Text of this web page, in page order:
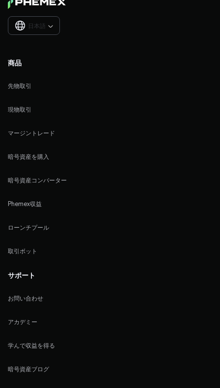
日本語 
商品
先物取引
現物取引
マージントレード
暗号資産を購入
暗号資産コンバーター
Phemex収益
ローンチプール
取引ボット
サポート
お問い合わせ
アカデミー
学んで収益を得る
暗号資産ブログ